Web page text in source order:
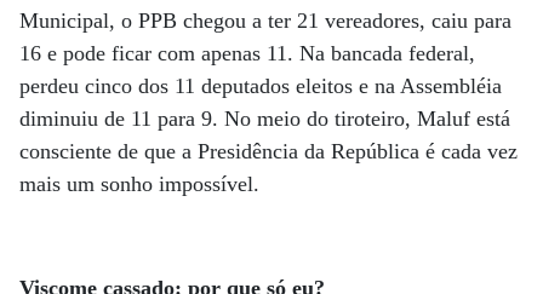
Municipal, o PPB chegou a ter 21 vereadores, caiu para
16 e pode ficar com apenas 11. Na bancada federal,
perdeu cinco dos 11 deputados eleitos e na Assembléia
diminuiu de 11 para 9. No meio do tiroteiro, Maluf está
consciente de que a Presidência da República é cada vez
mais um sonho impossível.
Viscome cassado: por que só eu?